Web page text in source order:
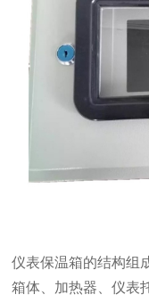
仪表保温箱的结构组
箱体、加热器、仪表